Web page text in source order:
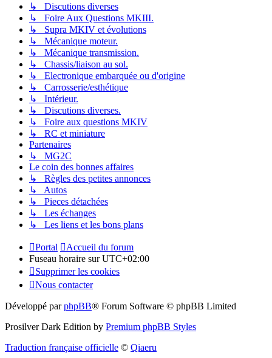
↳ Discutions diverses
↳ Foire Aux Questions MKIII.
↳ Supra MKIV et évolutions
↳ Mécanique moteur.
↳ Mécanique transmission.
↳ Chassis/liaison au sol.
↳ Electronique embarquée ou d'origine
↳ Carrosserie/esthétique
↳ Intérieur.
↳ Discutions diverses.
↳ Foire aux questions MKIV
↳ RC et miniature
Partenaires
↳ MG2C
Le coin des bonnes affaires
↳ Règles des petites annonces
↳ Autos
↳ Pieces détachées
↳ Les échanges
↳ Les liens et les bons plans
Portal
Accueil du forum
Fuseau horaire surUTC+02:00
Supprimer les cookies
Nous contacter
Développé parphpBB® Forum Software © phpBB Limited
Prosilver Dark Edition by Premium phpBB Styles
Traduction française officielle © Qiaeru